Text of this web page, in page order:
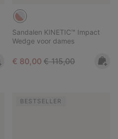
Sandalen KINETIC™ Impact
Wedge voor dames
Sale price:
€ 80,00 Regular price:
€ 115,00
BESTSELLER